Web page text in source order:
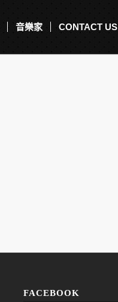
音樂家 CONTACT US
FACEBOOK